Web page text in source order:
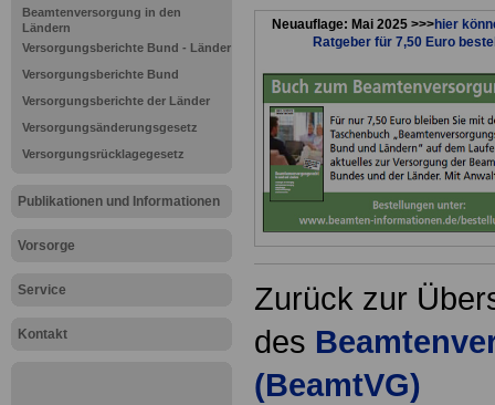
Beamtenversorgung in den
Ländern
Versorgungsberichte Bund - Länder
Versorgungsberichte Bund
Versorgungsberichte der Länder
Versorgungsänderungsgesetz
Versorgungsrücklagegesetz
Publikationen und Informationen
Vorsorge
Service
Kontakt
Neuauflage: Mai 2025 >>>hier
Ratgeber für 7,50 Euro
Zurück zur
des
(BeamtVG)